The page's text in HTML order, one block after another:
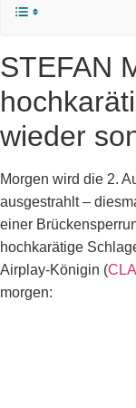
STEFAN
wieder
Morgen wird die 2.
ausgestrahlt –
einer
hochkarätige
Airplay-Königin (
morgen: